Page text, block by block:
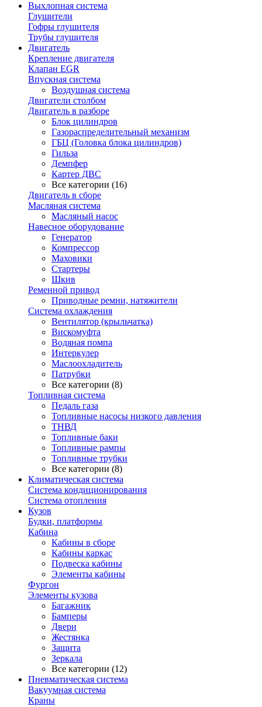
Выхлопная система
Глушители
Гофры глушителя
Трубы глушителя
Двигатель
Крепление двигателя
Клапан EGR
Впускная система
Воздушная система
Двигатели столбом
Двигатель в разборе
Блок цилиндров
Газораспределительный механизм
ГБЦ (Головка блока цилиндров)
Гильза
Демпфер
Картер ДВС
Все категории (16)
Двигатель в сборе
Масляная система
Масляный насос
Навесное оборудование
Генератор
Компрессор
Маховики
Стартеры
Шкив
Ременной привод
Приводные ремни, натяжители
Система охлаждения
Вентилятор (крыльчатка)
Вискомуфта
Водяная помпа
Интеркулер
Маслоохладитель
Патрубки
Все категории (8)
Топливная система
Педаль газа
Топливные насосы низкого давления
ТНВД
Топливные баки
Топливные рампы
Топливные трубки
Все категории (8)
Климатическая система
Система кондиционирования
Система отопления
Кузов
Будки, платформы
Кабина
Кабины в сборе
Кабины каркас
Подвеска кабины
Элементы кабины
Фургон
Элементы кузова
Багажник
Бамперы
Двери
Жестянка
Защита
Зеркала
Все категории (12)
Пневматическая система
Вакуумная система
Краны